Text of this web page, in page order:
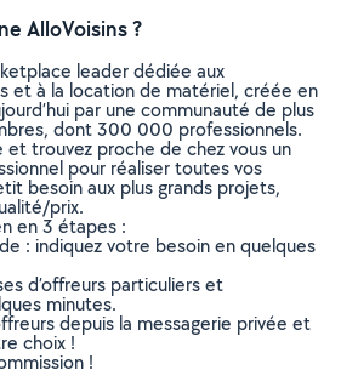
AlloVoisins ?
leader dédiée aux
et à la location de matériel, créée en
par une communauté de plus
dont 300 000 professionnels.
trouvez proche de chez vous un
pour réaliser toutes vos
besoin aux plus grands projets,
prix.
en 3 étapes :
: indiquez votre besoin en quelques
d’offreurs particuliers et
minutes.
depuis la messagerie privée et
choix !
!